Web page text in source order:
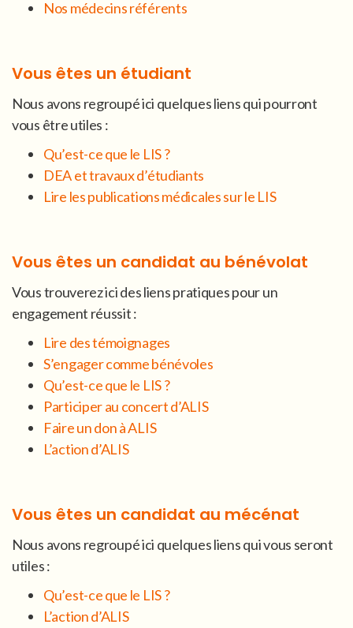
Nos médecins référents
Vous êtes un étudiant
Nous avons regroupé ici quelques liens qui pourront
vous être utiles :
Qu’est-ce que le LIS ?
DEA et travaux d’étudiants
Lire les publications médicales sur le LIS
Vous êtes un candidat au bénévolat
Vous trouverez ici des liens pratiques pour un
engagement réussit :
Lire des témoignages
S’engager comme bénévoles
Qu’est-ce que le LIS ?
Participer au concert d’ALIS
Faire un don à ALIS
L’action d’ALIS
Vous êtes un candidat au mécénat
Nous avons regroupé ici quelques liens qui vous seront
utiles :
Qu’est-ce que le LIS ?
L’action d’ALIS